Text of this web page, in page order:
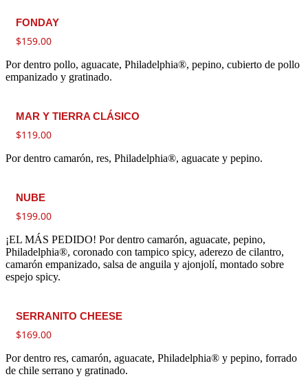
FONDAY
$159.00
Por dentro pollo, aguacate, Philadelphia®, pepino, cubierto de pollo
empanizado y gratinado.
MAR Y TIERRA CLÁSICO
$119.00
Por dentro camarón, res, Philadelphia®, aguacate y pepino.
NUBE
$199.00
¡EL MÁS PEDIDO! Por dentro camarón, aguacate, pepino,
Philadelphia®, coronado con tampico spicy, aderezo de cilantro,
camarón empanizado, salsa de anguila y ajonjolí, montado sobre
espejo spicy.
SERRANITO CHEESE
$169.00
Por dentro res, camarón, aguacate, Philadelphia® y pepino, forrado
de chile serrano y gratinado.